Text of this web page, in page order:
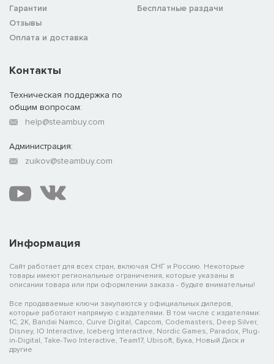
Гарантии
Отзывы
Оплата и доставка
Бесплатные раздачи
Информация
Сайт работает для всех стран, включая СНГ и Россию. Некоторые
товары имеют региональные ограничения, которые указаны в
описании товара или при оформлении заказа - будьте внимательны!
Все продаваемые ключи закупаются у официальных дилеров,
которые работают напрямую с издателями. В том числе с издателями:
1C, 2K, Bandai Namco, Curve Digital, Capcom, Codemasters, Deep Silver,
Disney, IO Interactive, Iceberg Interactive, Nordic Games, Paradox, Plug-
in-Digital, Take-Two Interactive, Team17, Ubisoft, Бука, Новый Диск и
другие
Контакты
Техническая поддержка по
общим вопросам:
help@steambuy.com
Администрация:
zuikov@steambuy.com